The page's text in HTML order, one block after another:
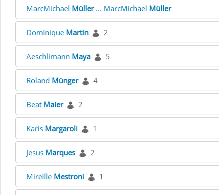
MarcMichael Müller... MarcMichael Müller
Dominique Martin 2
Aeschlimann Maya 5
Roland Münger 4
Beat Maier 2
Karis Margaroli 1
Jesus Marques 2
Mireille Mestroni 1